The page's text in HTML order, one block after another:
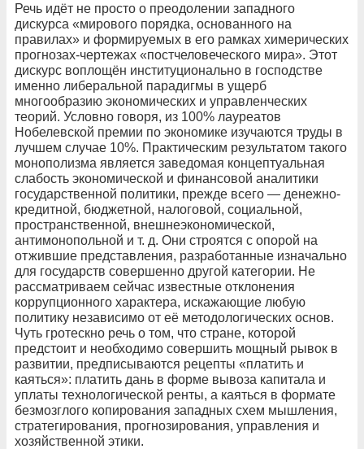
Речь идёт не просто о преодолении западного
дискурса «мирового порядка, основанного на
правилах» и формируемых в его рамках химерических
прогнозах-чертежах «постчеловеческого мира». Этот
дискурс воплощён институционально в господстве
именно либеральной парадигмы в ущерб
многообразию экономических и управленческих
теорий. Условно говоря, из 100% лауреатов
Нобелевской премии по экономике изучаются труды в
лучшем случае 10%. Практическим результатом такого
монополизма является заведомая концептуальная
слабость экономической и финансовой аналитики
государственной политики, прежде всего — денежно-
кредитной, бюджетной, налоговой, социальной,
пространственной, внешнеэкономической,
антимонопольной и т. д. Они строятся с опорой на
отжившие представления, разработанные изначально
для государств совершенно другой категории. Не
рассматриваем сейчас известные отклонения
коррупционного характера, искажающие любую
политику независимо от её методологических основ.
Чуть гротескно речь о том, что стране, которой
предстоит и необходимо совершить мощный рывок в
развитии, предписываются рецепты «платить и
каяться»: платить дань в форме вывоза капитала и
уплаты технологической ренты, а каяться в формате
безмозглого копирования западных схем мышления,
стратегирования, прогнозирования, управления и
хозяйственной этики.